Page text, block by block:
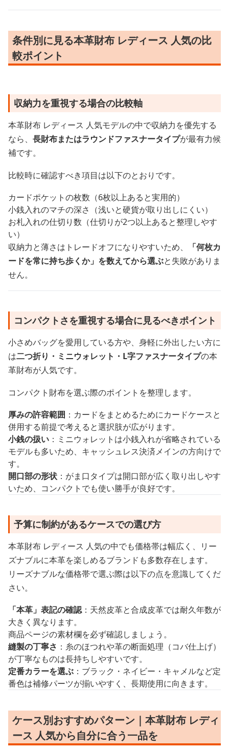
条件別に見る本革財布 レディース 人気の比
較ポイント
収納力を重視する場合の比較軸
本革財布 レディース 人気モデルの中で収納力を優先する
なら、 長財布またはラウンドファスナータイプが最有力候
補です。
比較時に確認すべき項目は以下のとおりです。
カードポケットの枚数（6枚以上あると実用的）
小銭入れのマチの深さ（浅いと硬貨が取り出しにくい）
お札入れの仕切り数（仕切りが2つ以上あると整理しやす
い）
収納力と薄さはトレードオフになりやすいため、
「何枚カ
ードを常に持ち歩くか」を数えてから選ぶと失敗がありま
せん。
コンパクトさを重視する場合に見るべきポイント
小さめバッグを愛用している方や、身軽に外出したい方に
は二つ折り・ミニウォレット・L字ファスナータイプの本
革財布が人気です。
コンパクト財布を選ぶ際のポイントを整理します。
厚みの許容範囲 ：カードをまとめるためにカードケースと
併用する前提で考えると選択肢が広がります。
小銭の扱い ：ミニウォレットは小銭入れが省略されている
モデルも多いため、キャッシュレス決済メインの方向けで
す。
開口部の形状 ：がま口タイプは開口部が広く取り出しやす
いため、コンパクトでも使い勝手が良好です。
予算に制約があるケースでの選び方
本革財布 レディース 人気の中でも価格帯は幅広く、リー
ズナブルに本革を楽しめるブランドも多数存在します。
リーズナブルな価格帯で選ぶ際は以下の点を意識してくだ
さい。
「本革」表記の確認：天然皮革と合成皮革では耐久年数が
大きく異なります。
商品ページの素材欄を必ず確認しましょう。
縫製の丁寧さ ：糸のほつれや革の断面処理（コバ仕上げ）
が丁寧なものは長持ちしやすいです。
定番カラーを選ぶ ：ブラック・ネイビー・キャメルなど定
番色は補修パーツが揃いやすく、長期使用に向きます。
ケース別おすすめパターン｜本革財布 レディ
ース 人気から自分に合う一品を